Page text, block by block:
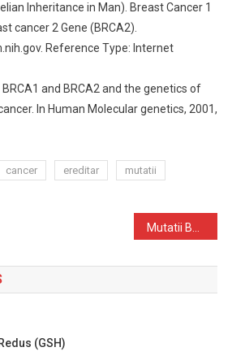
Inheritance in Man). Breast Cancer 1
cancer 2 Gene (BRCA2).
Reference Type: Internet
BRCA1 and BRCA2 and the genetics of
In Human Molecular genetics, 2001,
cancer ereditar
mutatii
(GSH)